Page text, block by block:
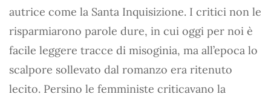
autrice come la Santa Inquisizione. I critici non le
risparmiarono parole dure, in cui oggi per noi è
facile leggere tracce di misoginia, ma all’epoca lo
scalpore sollevato dal romanzo era ritenuto
lecito. Persino le femministe criticavano la